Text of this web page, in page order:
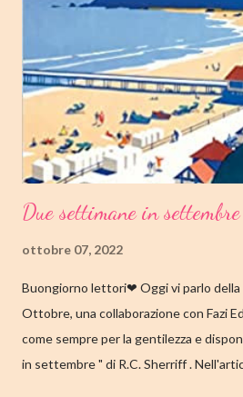
della letteratura danese oggi
internazionale. La piccola Tove è
abbandonare la scuola molto presto, a
primi passi nel mondo del lavoro.
infilato il ...
Due settimane in
ottobre 07, 2022
Buongiorno lettori❤ Oggi vi parlo della
Ottobre, una collaborazione con Fazi
come sempre per la gentilezza e
in settembre " di R.C. Sherriff .